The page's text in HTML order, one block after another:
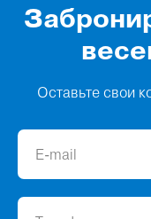
Оставьте свои